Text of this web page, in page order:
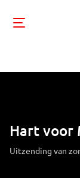
Hart voor
Uitzending van